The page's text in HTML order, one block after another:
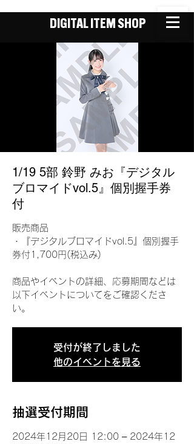
DIGITAL ITEM SHOP
1/19 5部 鈴野 みお『デジタル
ブロマイドvol.5』個別握手券
付
販売商品
・『デジタルブロマイドvol.5』個別握手
券付1,700円(税込み)
商品やイベントの詳細、応募期間などは
以下イベントについてをご確認くださ
い。
受付が終了しました
他のイベントを見る
抽選受付期間
2024年12月20日 12:00 – 2024年12